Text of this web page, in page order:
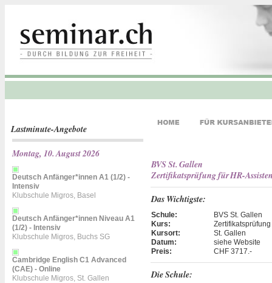
Lastminute-Angebote
Montag, 10. August 2026
Deutsch Anfänger*innen A1 (1/2) -
Intensiv
Klubschule Migros, Basel
Deutsch Anfänger*innen Niveau A1
(1/2) - Intensiv
Klubschule Migros, Buchs SG
Cambridge English C1 Advanced
(CAE) - Online
Klubschule Migros, St. Gallen
BVS St. Gallen
Zertifikatsprüfung für HR-
Das Wichtigste:
Schule:
BVS St. Gallen
Kurs:
Kursort:
St. Gallen
Datum:
siehe Website
Preis:
CHF 3717.-
Die Schule: